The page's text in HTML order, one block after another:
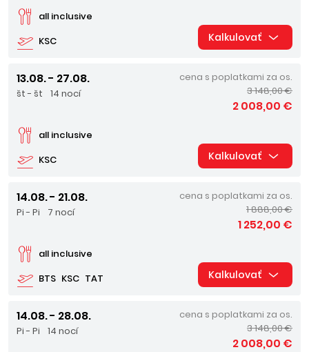
KSC
all inclusive
Kalkulovať
13.08. - 27.08.
št - št 14 nocí
KSC
all inclusive
cena s poplatkami za os.
3 148,00 €
2 008,00 €
Kalkulovať
14.08. - 21.08.
Pi - Pi 7 nocí
BTS KSC TAT
all inclusive
cena s poplatkami za os.
1 888,00 €
1 252,00 €
Kalkulovať
14.08. - 28.08.
Pi - Pi 14 nocí
cena s poplatkami za os.
3 148,00 €
2 008,00 €